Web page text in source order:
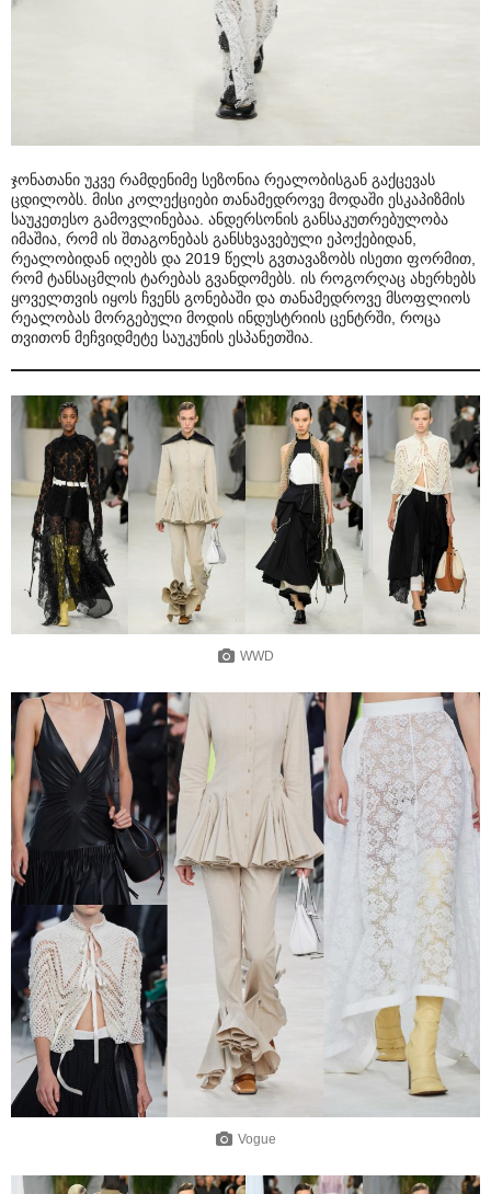
ჯონათანი უკვე რამდენიმე სეზონია რეალობისგან გაქცევას
ცდილობს. მისი კოლექციები თანამედროვე მოდაში ესკაპიზმის
საუკეთესო გამოვლინებაა. ანდერსონის განსაკუთრებულობა
იმაშია, რომ ის შთაგონებას განსხვავებული ეპოქებიდან,
რეალობიდან იღებს და 2019 წელს გვთავაზობს ისეთი ფორმით,
რომ ტანსაცმლის ტარებას გვანდომებს. ის როგორღაც ახერხებს
ყოველთვის იყოს ჩვენს გონებაში და თანამედროვე მსოფლიოს
რეალობას მორგებული მოდის ინდუსტრიის ცენტრში, როცა
თვითონ მეჩვიდმეტე საუკუნის ესპანეთშია.
WWD
Vogue